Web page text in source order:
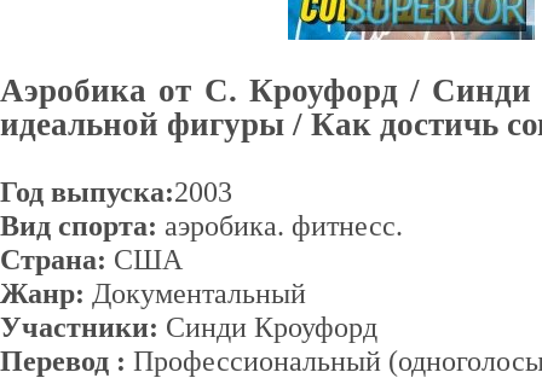
Аэробика от С. Кроуфорд / Синди
идеальной фигуры / Как достичь
Год выпуска:2003
Вид спорта: аэробика. фитнесс.
Страна: США
Жанр: Документальный
Участники: Синди Кроуфорд
Перевод : Профессиональный